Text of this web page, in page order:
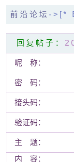
前沿论坛 ->[*
回复帖子：
呢 称：
密 码：
接头码：
验证码：
主 题：
内 容：